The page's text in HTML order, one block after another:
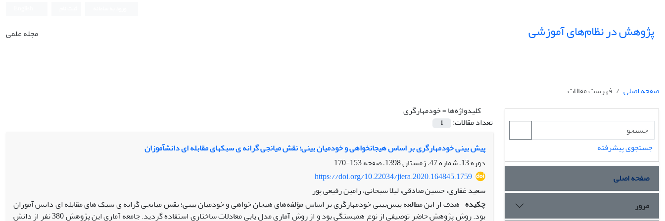
پژوهش در نظام‌های آموزشی مجله علمی
صفحه اصلی
فهرست مقالات
کلیدواژه‌ها =خودمهارگری
تعداد مقالات:
1
پیش ‏بینی خودمهارگری بر اساس هیجان‏خواهی و خودمیان‏ بینی؛ نقش میانجی‏ گرانه‏ ی سبک‏های مقابله ‏ای دانش‏آموزان
دوره 13، شماره 47، زمستان 1398، صفحه
153-170
https://doi.org/10.22034/jiera.2020.164845.1759
سعید غفاری، حسین صادقی، لیلا سبحانی، رامین رفیعی پور
چکیده هدف از این مطالعه پیش‌بینی خودمهارگری بر اساس مؤلفه‌های هیجان‏ خواهی و خودمیان‏ بینی؛ نقش میانجی‏ گرانه ‏ی سبک‏ های مقابله‏ ای دانش‏ آموزان
بود. روش پژوهش حاضر توصیفی از نوع همبستگی بود و از روش آماری مدل ‏یابی معادلات ساختاری استفاده گردید. جامعه آماری این پژوهش 380 نفر از دانش
جستجوی پیشرفته
صفحه اصلی
مرور